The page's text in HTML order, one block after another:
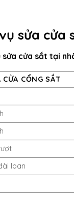
sửa
cửa sắt tại
CỬA CỔNG SẮT
loan